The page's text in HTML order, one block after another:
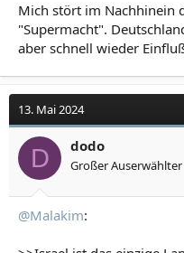
Mich stört im Nachhinein
"Supermacht".
aber schnell wieder
13. Mai 2024
D dodo
Großer Auserwählter
@Malakim: